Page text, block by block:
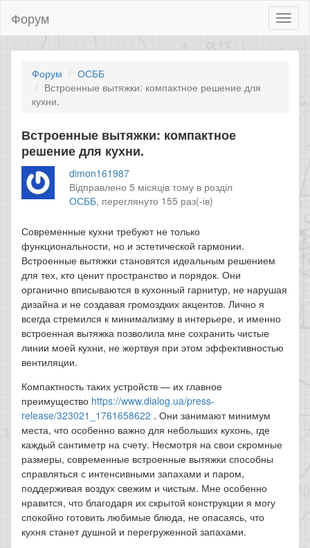
Форум
Форум
ОСББ
Встроенные вытяжки: компактное решение для
кухни.
Встроенные вытяжки: компактное
решение для кухни.
dimon161987
Відправлено 5 місяців тому в розділ
ОСББ, переглянуто 155 раз(-ів)
Современные кухни требуют не только
функциональности, но и эстетической гармонии.
Встроенные вытяжки становятся идеальным решением
для тех, кто ценит пространство и порядок. Они
органично вписываются в кухонный гарнитур, не нарушая
дизайна и не создавая громоздких акцентов. Лично я
всегда стремился к минимализму в интерьере, и именно
встроенная вытяжка позволила мне сохранить чистые
линии моей кухни, не жертвуя при этом эффективностью
вентиляции.
Компактность таких устройств — их главное
преимущество https://www.dialog.ua/press-
release/323021_1761658622 . Они занимают минимум
места, что особенно важно для небольших кухонь, где
каждый сантиметр на счету. Несмотря на свои скромные
размеры, современные встроенные вытяжки способны
справляться с интенсивными запахами и паром,
поддерживая воздух свежим и чистым. Мне особенно
нравится, что благодаря их скрытой конструкции я могу
спокойно готовить любимые блюда, не опасаясь, что
кухня станет душной и перегруженной запахами.